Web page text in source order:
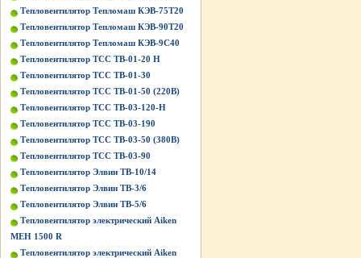
Тепловентилятор Тепломаш КЭВ-75Т20
Тепловентилятор Тепломаш КЭВ-90Т20
Тепловентилятор Тепломаш КЭВ-9С40
Тепловентилятор ТСС ТВ-01-20 Н
Тепловентилятор ТСС ТВ-01-30
Тепловентилятор ТСС ТВ-01-50 (220В)
Тепловентилятор ТСС ТВ-03-120-Н
Тепловентилятор ТСС ТВ-03-190
Тепловентилятор ТСС ТВ-03-50 (380В)
Тепловентилятор ТСС ТВ-03-90
Тепловентилятор Элвин ТВ-10/14
Тепловентилятор Элвин ТВ-3/6
Тепловентилятор Элвин ТВ-5/6
Тепловентилятор электрический Aiken
MEH 1500 R
Тепловентилятор электрический Aiken